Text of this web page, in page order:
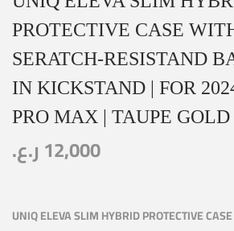
PROTECTIVE CASE
SERATCH-RESISTAND
IN KICKSTAND | FOR
PRO MAX | TAUPE GOLD
12,000 ر.ع.
UNIQ ELEVA SLIM HYBRID PROTECTIVE